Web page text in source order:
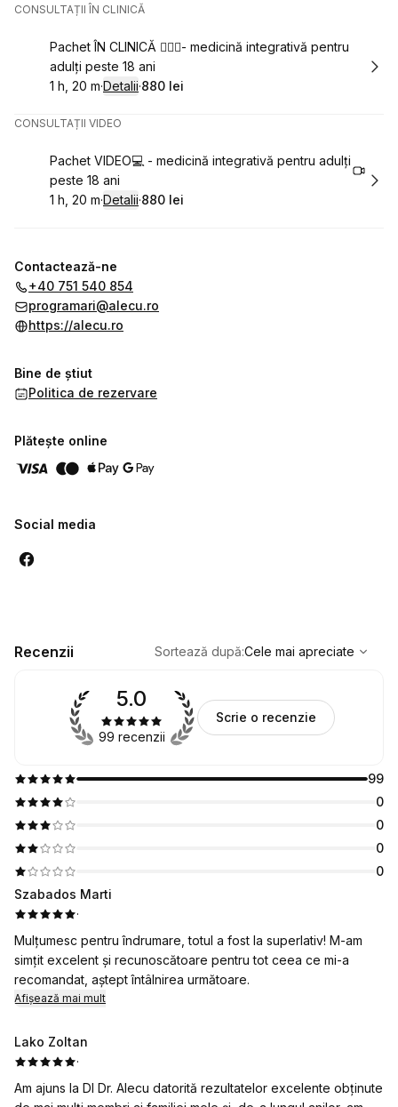
CONSULTAȚII ÎN CLINICĂ
Rezervă
Pachet ÎN CLINICĂ 👨🏻‍⚕️- medicină integrativă pentru
adulți peste 18 ani
. Durată :
1 h, 20 m·Detalii·
.Preț:
880 lei
CONSULTAȚII VIDEO
Rezervă
Pachet VIDEO💻 - medicină integrativă pentru adulți
peste 18 ani
. Durată :
1 h, 20 m·Detalii·
.Preț:
880 lei
Contactează-ne
+40 751 540 854
programari@alecu.ro
https://alecu.ro
Bine de știut
Politica de rezervare
Plătește online
Social media
Recenzii
Cele mai apreciate
Sortează după:Cele mai apreciate
99
0
0
0
0
5.0
99 recenzii
Scrie o recenzie
Szabados Marti
·
Mulțumesc pentru îndrumare, totul a fost la superlativ! M-am
simțit excelent și recunoscătoare pentru tot ceea ce mi-a
recomandat, aștept întâlnirea următoare.
Afișează mai mult
Lako Zoltan
·
Am ajuns la Dl Dr. Alecu datorită rezultatelor excelente obținute